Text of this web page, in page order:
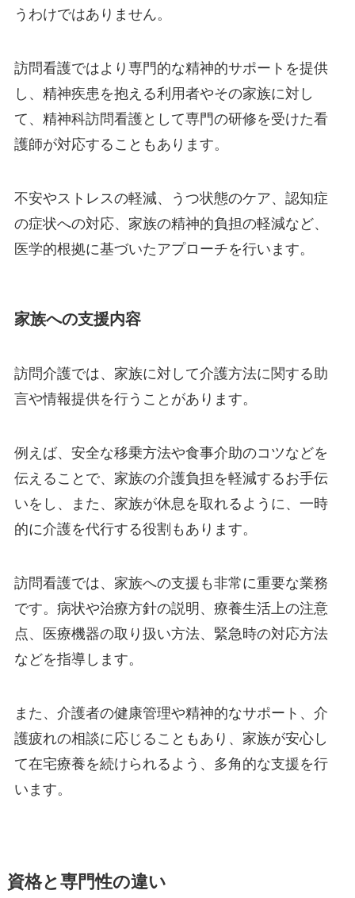
うわけではありません。
訪問看護ではより専門的な精神的サポートを提供
し、精神疾患を抱える利用者やその家族に対し
て、精神科訪問看護として専門の研修を受けた看
護師が対応することもあります。
不安やストレスの軽減、うつ状態のケア、認知症
の症状への対応、家族の精神的負担の軽減など、
医学的根拠に基づいたアプローチを行います。
家族への支援内容
訪問介護では、家族に対して介護方法に関する助
言や情報提供を行うことがあります。
例えば、安全な移乗方法や食事介助のコツなどを
伝えることで、家族の介護負担を軽減するお手伝
いをし、また、家族が休息を取れるように、一時
的に介護を代行する役割もあります。
訪問看護では、家族への支援も非常に重要な業務
です。病状や治療方針の説明、療養生活上の注意
点、医療機器の取り扱い方法、緊急時の対応方法
などを指導します。
また、介護者の健康管理や精神的なサポート、介
護疲れの相談に応じることもあり、家族が安心し
て在宅療養を続けられるよう、多角的な支援を行
います。
資格と専門性の違い